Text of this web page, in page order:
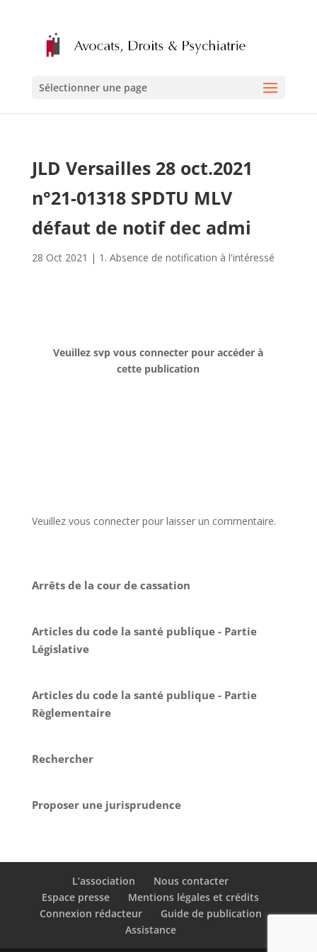
Sélectionner une page
JLD Versailles 28 oct.2021
n°21-01318 SPDTU MLV
défaut de notif dec admi
28 Oct 2021 | 1. Absence de notification à l'intéressé
Veuillez svp vous connecter pour accéder à
cette publication
Veuillez vous connecter pour laisser un commentaire.
Arrêts de la cour de cassation
Articles du code la santé publique - Partie
Législative
Articles du code la santé publique - Partie
Règlementaire
Rechercher
Proposer une jurisprudence
L’association
Nous contacter
Espace presse
Mentions légales et crédits
Connexion rédacteur
Guide de publication
Assistance